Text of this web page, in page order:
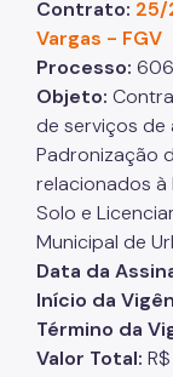
Contrato: 25/
Vargas - FGV
Processo:
Objeto:
de serviços de
Padronização
relacionados à
Solo e
Municipal de
Data da
Início da
Término da
Valor Total: